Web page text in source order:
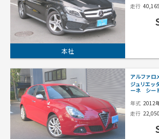
本社
走行
アルファロ
ジュリエッ
ーネ シー
年式 2012
走行